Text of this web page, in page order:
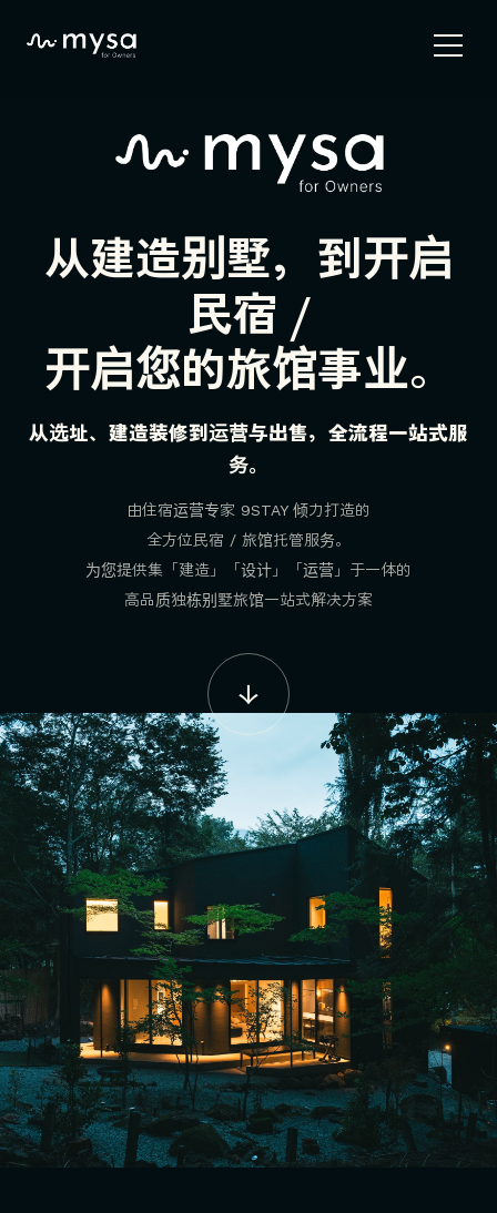
从建造别墅，到开启
民宿 /
开启您的旅馆事业。
从选址、建造装修到运营与出售，全流程一站式服
务。
由住宿运营专家 9STAY 倾力打造的
全方位民宿 / 旅馆托管服务。
为您提供集「建造」「设计」「运营」于一体的
高品质独栋别墅旅馆一站式解决方案
↓